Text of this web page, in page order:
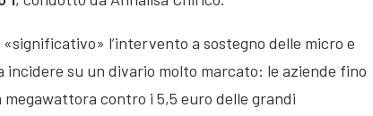
l’intervento a sostegno delle micro e
incidere su un divario molto marcato: le aziende fino
contro i 5,5 euro delle grandi